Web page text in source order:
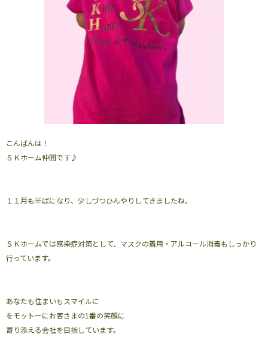
こんばんは！
ＳＫホーム仲間です♪
１１月も半ばになり、少しづつひんやりしてきましたね。
ＳＫホームでは感染症対策として、マスクの着用・アルコール消毒もしっかり
行っています。
あなたも住まいもスマイルに
をモットーにお客さまの1番の笑顔に
寄り添える会社を目指しています。